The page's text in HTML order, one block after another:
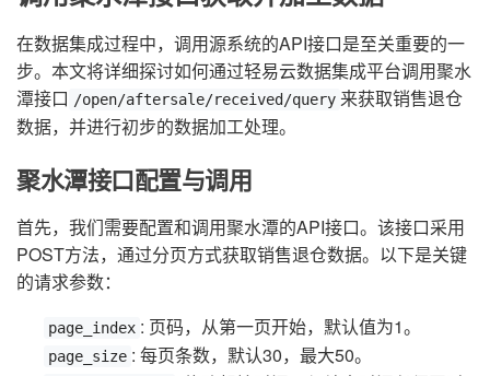
在数据集成过程中，调用源系统的API接口是至关重要的一
步。本文将详细探讨如何通过轻易云数据集成平台调用聚水
潭接口 /open/aftersale/received/query 来获取销售退仓
数据，并进行初步的数据加工处理。
聚水潭接口配置与调用
首先，我们需要配置和调用聚水潭的API接口。该接口采用
POST方法，通过分页方式获取销售退仓数据。以下是关键
的请求参数：
page_index : 页码，从第一页开始，默认值为1。
page_size : 每页条数，默认30，最大50。